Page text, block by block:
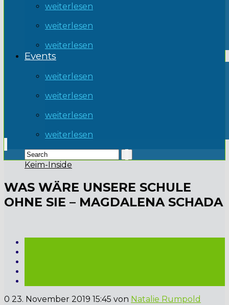
weiterlesen
weiterlesen
weiterlesen
Events
weiterlesen
weiterlesen
weiterlesen
weiterlesen
Keim-Inside
WAS WÄRE UNSERE SCHULE
OHNE SIE – MAGDALENA SCHADA
0 23. November 2019 15:45 von Natalie Rumpold